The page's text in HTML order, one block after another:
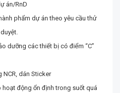
án/RnD
phẩm dự án theo yêu cầu thử
dưỡng các thiết bị có điểm “C”
NCR, dán Sticker
động ổn định trong suốt quá